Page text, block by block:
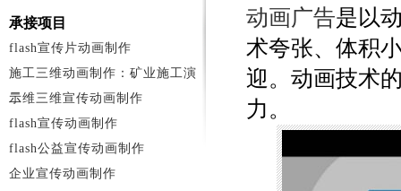
动画广告是以
术夸张、体积
迎。动画技术
力。
承接项目
flash宣传片动画制作
施工三维动画制作：矿业施工演
示
二维三维宣传动画制作
flash宣传动画制作
flash公益宣传动画制作
企业宣传动画制作